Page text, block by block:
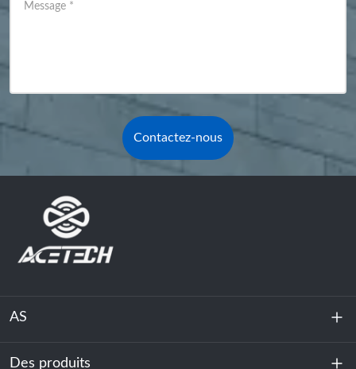
Message *
Contactez-nous
AS
À propos de nous
Des produits